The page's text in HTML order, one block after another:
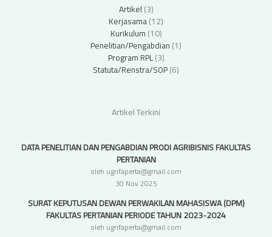
Artikel(3)
Kerjasama(12)
Kurikulum(10)
Penelitian/Pengabdian(1)
Program RPL(3)
Statuta/Renstra/SOP(6)
Artikel Terkini
DATA PENELITIAN DAN PENGABDIAN PRODI AGRIBISNIS FAKULTAS
PERTANIAN
oleh ugnfaperta@gmail.com
30 Nov 2025
SURAT KEPUTUSAN DEWAN PERWAKILAN MAHASISWA (DPM)
FAKULTAS PERTANIAN PERIODE TAHUN 2023-2024
oleh ugnfaperta@gmail.com